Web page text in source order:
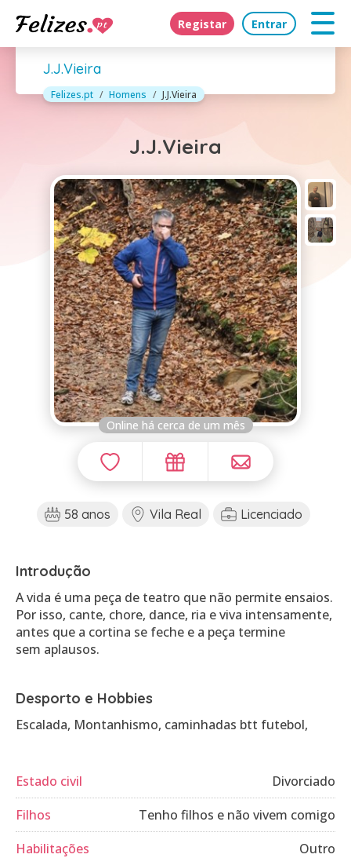
Registar Entrar
J.J.Vieira
Felizes.pt Homens J.J.Vieira
J.J.Vieira
Online há cerca de um mês
58 anos Vila Real Licenciado
Introdução
A vida é uma peça de teatro que não permite ensaios.
Por isso, cante, chore, dance, ria e viva intensamente,
antes que a cortina se feche e a peça termine
sem aplausos.
Desporto e Hobbies
Escalada, Montanhismo, caminhadas btt futebol,
Estado civil
Divorciado
Filhos
Tenho filhos e não vivem comigo
Habilitações
Outro